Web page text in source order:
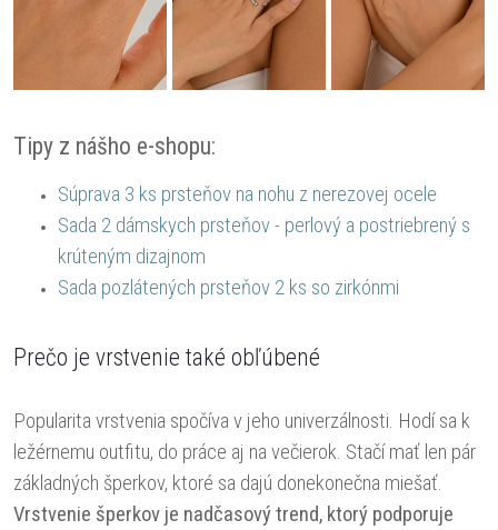
Tipy z nášho e-shopu:
Súprava 3 ks prsteňov na nohu z nerezovej ocele
Sada 2 dámskych prsteňov - perlový a postriebrený s
krúteným dizajnom
Sada pozlátených prsteňov 2 ks so zirkónmi
Prečo je vrstvenie také obľúbené
Popularita vrstvenia spočíva v jeho univerzálnosti. Hodí sa k
ležérnemu outfitu, do práce aj na večierok. Stačí mať len pár
základných šperkov, ktoré sa dajú donekonečna miešať.
Vrstvenie šperkov je nadčasový trend, ktorý podporuje